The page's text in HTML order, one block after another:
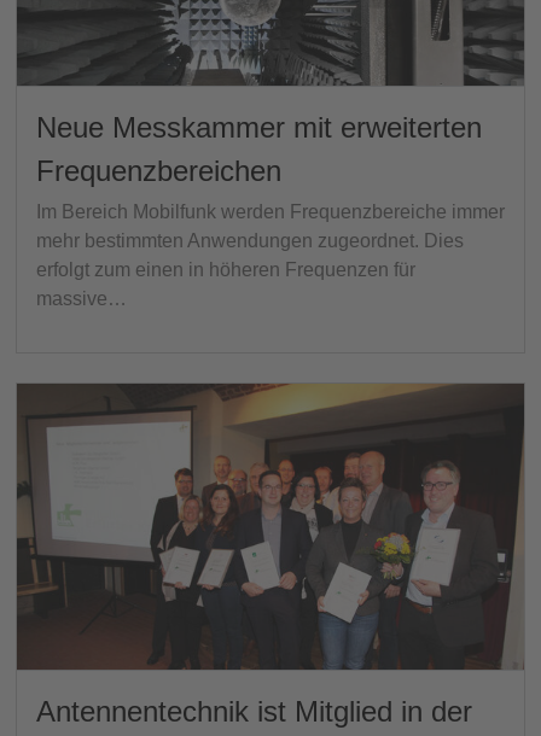
Neue Messkammer mit erweiterten
Frequenzbereichen
Im Bereich Mobilfunk werden Frequenzbereiche immer
mehr bestimmten Anwendungen zugeordnet. Dies
erfolgt zum einen in höheren Frequenzen für
massive…
Antennentechnik ist Mitglied in der